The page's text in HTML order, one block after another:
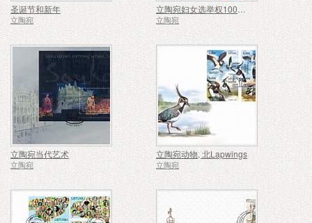
圣诞节和新年
立陶宛
立陶宛妇女选举权100周年
立陶宛
立陶宛当代艺术
立陶宛
立陶宛动物, 北Lapwings
立陶宛